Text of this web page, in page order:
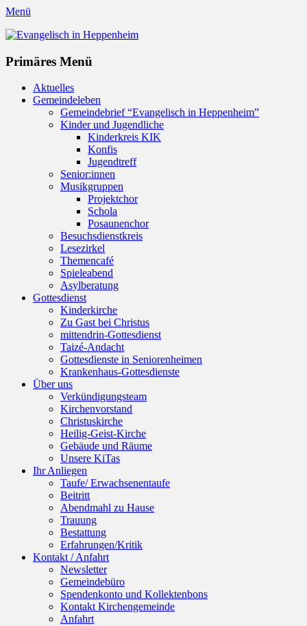
Menü
Evangelisch in Heppenheim
Primäres Menü
Zum
Inhalt
Aktuelles
Gemeindeleben
Gemeindebrief “Evangelisch in Heppenheim”
Kinder und Jugendliche
Kinderkreis KIK
Konfis
Jugendtreff
Senior:innen
Musikgruppen
Projektchor
Schola
Posaunenchor
Besuchsdienstkreis
Lesezirkel
Themencafé
Spieleabend
Asylberatung
Gottesdienst
Kinderkirche
Zu Gast bei Christus
mittendrin-Gottesdienst
Taizé-Andacht
Gottesdienste in Seniorenheimen
Krankenhaus-Gottesdienste
Über uns
Verkündigungsteam
Kirchenvorstand
Christuskirche
Heilig-Geist-Kirche
Gebäude und Räume
Unsere KiTas
Ihr Anliegen
Taufe/ Erwachsenentaufe
Beitritt
Abendmahl zu Hause
Trauung
Bestattung
Erfahrungen/Kritik
Kontakt / Anfahrt
Newsletter
Gemeindebüro
Spendenkonto und Kollektenbons
Kontakt Kirchengemeinde
Anfahrt